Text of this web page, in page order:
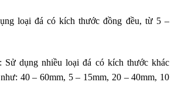
loại đá có kích thước đồng đều, từ 5 –
Sử dụng nhiều loại đá có kích thước khác
40 – 60mm, 5 – 15mm, 20 – 40mm, 10